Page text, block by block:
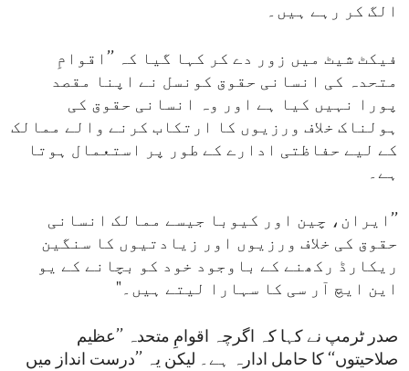
الگ کر رہے ہیں۔
فیکٹ شیٹ میں زور دے کر کہا گیا کہ ’’اقوامِ
متحدہ کی انسانی حقوق کونسل نے اپنا مقصد
پورا نہیں کیا ہے اور وہ انسانی حقوق کی
ہولناک خلاف ورزیوں کا ارتکاب کرنے والے ممالک
کے لیے حفاظتی ادارے کے طور پر استعمال ہوتا
ہے۔
’’ایران، چین اور کیوبا جیسے ممالک انسانی
حقوق کی خلاف ورزیوں اور زیادتیوں کا سنگین
ریکارڈ رکھنے کے باوجود خود کو بچانے کے یو
این ایچ آر سی کا سہارا لیتے ہیں۔"
صدر ٹرمپ نے کہا کہ اگرچہ اقوامِ متحدہ ’’عظیم
صلاحیتوں‘‘ کا حامل ادارہ ہے۔ لیکن یہ ’’درست انداز میں